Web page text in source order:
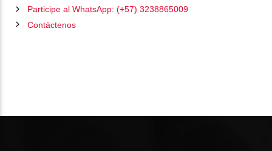
Participe al WhatsApp: (+57) 3238865009
Contáctenos